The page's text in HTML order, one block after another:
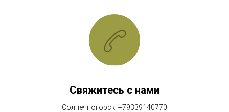
Свяжитесь с нами
Солнечногорск: +79339140770